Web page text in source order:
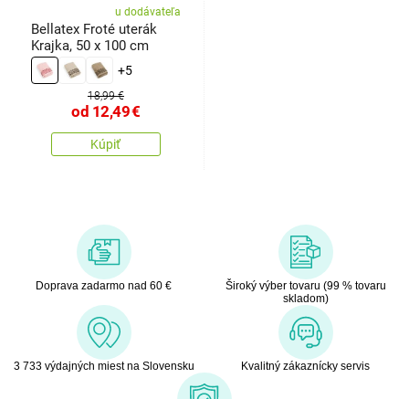
u dodávateľa
Bellatex Froté uterák
Krajka, 50 x 100 cm
+5
18,99 €
od 12,49€
Kúpiť
Doprava zadarmo nad 60 €
Široký výber tovaru (99 % tovaru
skladom)
3 733 výdajných miest na Slovensku Kvalitný zákaznícky servis